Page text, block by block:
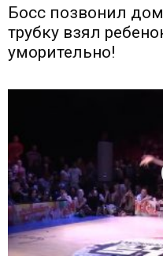
Босс позвонил
трубку взял
уморительно!